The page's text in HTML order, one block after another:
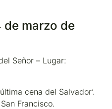
marzo de
Señor – Lugar:
cena del Salvador’.
Francisco.